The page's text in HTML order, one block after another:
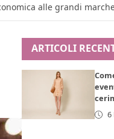
alle grandi
ARTICOLI
6